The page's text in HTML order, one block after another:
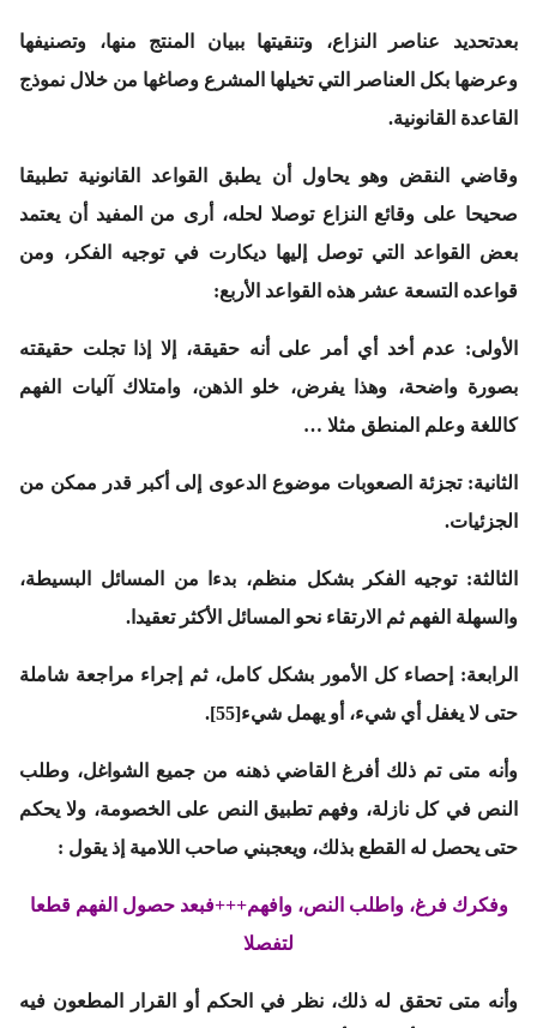
بعدتحديد عناصر النزاع، وتنقيتها ببيان المنتج منها، وتصنيفها
وعرضها بكل العناصر التي تخيلها المشرع وصاغها من خلال نموذج
القاعدة القانونية.
وقاضي النقض وهو يحاول أن يطبق القواعد القانونية تطبيقا
صحيحا على وقائع النزاع توصلا لحله، أرى من المفيد أن يعتمد
بعض القواعد التي توصل إليها ديكارت في توجيه الفكر، ومن
قواعده التسعة عشر هذه القواعد الأربع:
الأولى: عدم أخد أي أمر على أنه حقيقة، إلا إذا تجلت حقيقته
بصورة واضحة، وهذا يفرض، خلو الذهن، وامتلاك آليات الفهم
كاللغة وعلم المنطق مثلا …
الثانية: تجزئة الصعوبات موضوع الدعوى إلى أكبر قدر ممكن من
الجزئيات.
الثالثة: توجيه الفكر بشكل منظم، بدءا من المسائل البسيطة،
والسهلة الفهم ثم الارتقاء نحو المسائل الأكثر تعقيدا.
الرابعة: إحصاء كل الأمور بشكل كامل، ثم إجراء مراجعة شاملة
حتى لا يغفل أي شيء، أو يهمل شيء[55].
وأنه متى تم ذلك أفرغ القاضي ذهنه من جميع الشواغل، وطلب
النص في كل نازلة، وفهم تطبيق النص على الخصومة، ولا يحكم
حتى يحصل له القطع بذلك، ويعجبني صاحب اللامية إذ يقول :
وفكرك فرغ، واطلب النص، وافهم+++فبعد حصول الفهم قطعا
لتفصلا
وأنه متى تحقق له ذلك، نظر في الحكم أو القرار المطعون فيه